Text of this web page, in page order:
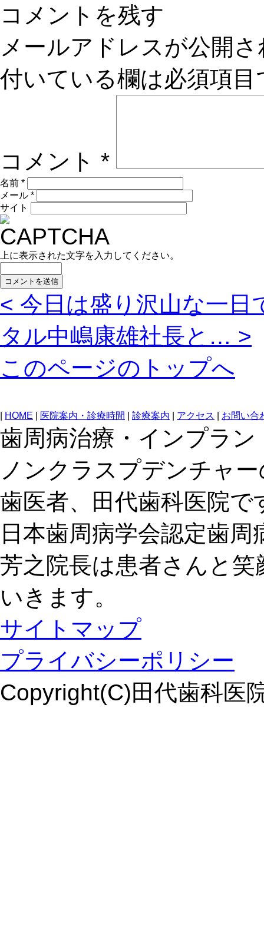
コメントを残す
メールアドレスが公開
付いている欄は必須項目
コメント *
名前 *
メール *
サイト
上に表示された文字を入力してください。
< 今日は盛り沢山な一
タル中嶋康雄社長と… >
このページのトップへ
HOME 医院案内・診療時間 診療案内 アクセス お問い合
歯周病治療・インプラ
ノンクラスプデンチャ
歯医者、田代歯科医院で
日本歯周病学会認定歯
芳之院長は患者さんと
いきます。
サイトマップ
プライバシーポリシー
Copyright(C)田代歯科医